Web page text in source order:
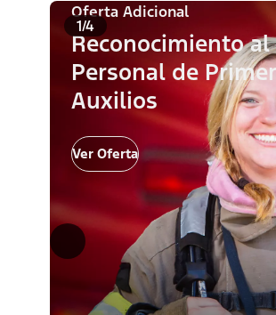
1/4
Oferta Adicional
Reconocimiento al
Personal de
Auxilios
Ver Oferta